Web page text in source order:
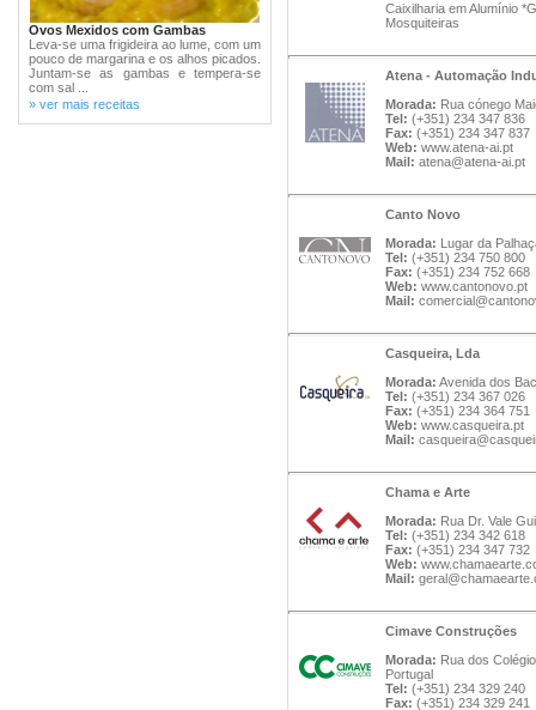
Ovos Mexidos com Gambas
Leva-se uma frigideira ao lume, com um
pouco de margarina e os alhos picados.
Juntam-se as gambas e tempera-se
com sal ...
» ver mais receitas
Caixilharia em Alumínio
Mosquiteiras
Atena - Automação
Morada: Rua cónego
Tel: (+351) 234 347 836
Fax: (+351) 234 347 837
Web: www.atena-ai.pt
Mail: atena@atena-ai.pt
Canto Novo
Morada: Lugar da
Tel: (+351) 234 750 800
Fax: (+351) 234 752 668
Web: www.cantonovo.pt
Mail:
Casqueira, Lda
Morada: Avenida dos
Tel: (+351) 234 367 026
Fax: (+351) 234 364 751
Web: www.casqueira.pt
Mail:
Chama e Arte
Morada: Rua Dr. Vale
Tel: (+351) 234 342 618
Fax: (+351) 234 347 732
Web:
Mail:
Cimave Construções
Morada: Rua dos
Portugal
Tel: (+351) 234 329 240
Fax: (+351) 234 329 241